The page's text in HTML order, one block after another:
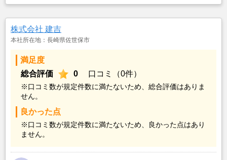
株式会社 建吉
本社所在地：長崎県佐世保市
満足度
総合評価
0 口コミ（0件）
※口コミ数が規定件数に満たないため、総合評価はありま
せん。
良かった点
※口コミ数が規定件数に満たないため、良かった点はあり
ません。